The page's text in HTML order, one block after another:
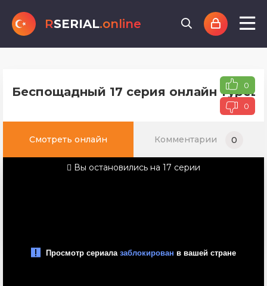
RSERIAL.online
Беспощадный 17 серия онлайн 0
0
Смотреть онлайн Комментарии 0
Вы остановились на 17 серии